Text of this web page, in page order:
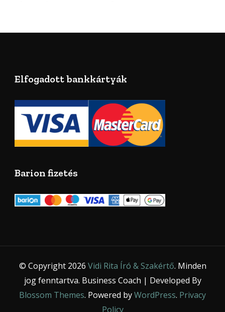
Elfogadott bankkártyák
Barion fizetés
© Copyright 2026 Vidi Rita Író & Szakértő. Minden
jog fenntartva. Business Coach | Developed By
Blossom Themes. Powered byWordPress. Privacy
Policy